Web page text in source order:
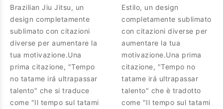
Brazilian Jiu Jitsu, un
design completamente
sublimato con citazioni
diverse per aumentare la
tua motivazione.Una
prima citazione, "Tempo
no tatame irá ultrapassar
talento" che si traduce
come "Il tempo sul tatami
Estilo, un design
completamente sublimato
con citazioni diverse per
aumentare la tua
motivazione.Una prima
citazione, "Tempo no
tatame irá ultrapassar
talento" che è tradotto
come "Il tempo sul tatami